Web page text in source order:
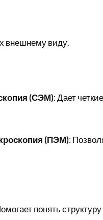
внешнему виду.
(СЭМ): Дает
(ПЭМ):
понять